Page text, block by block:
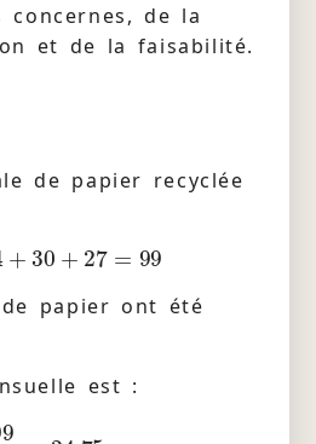
concernes, de la
et de la faisabilité.
de papier recyclée
+ 30 + 27=99
papier ont été
est :
4